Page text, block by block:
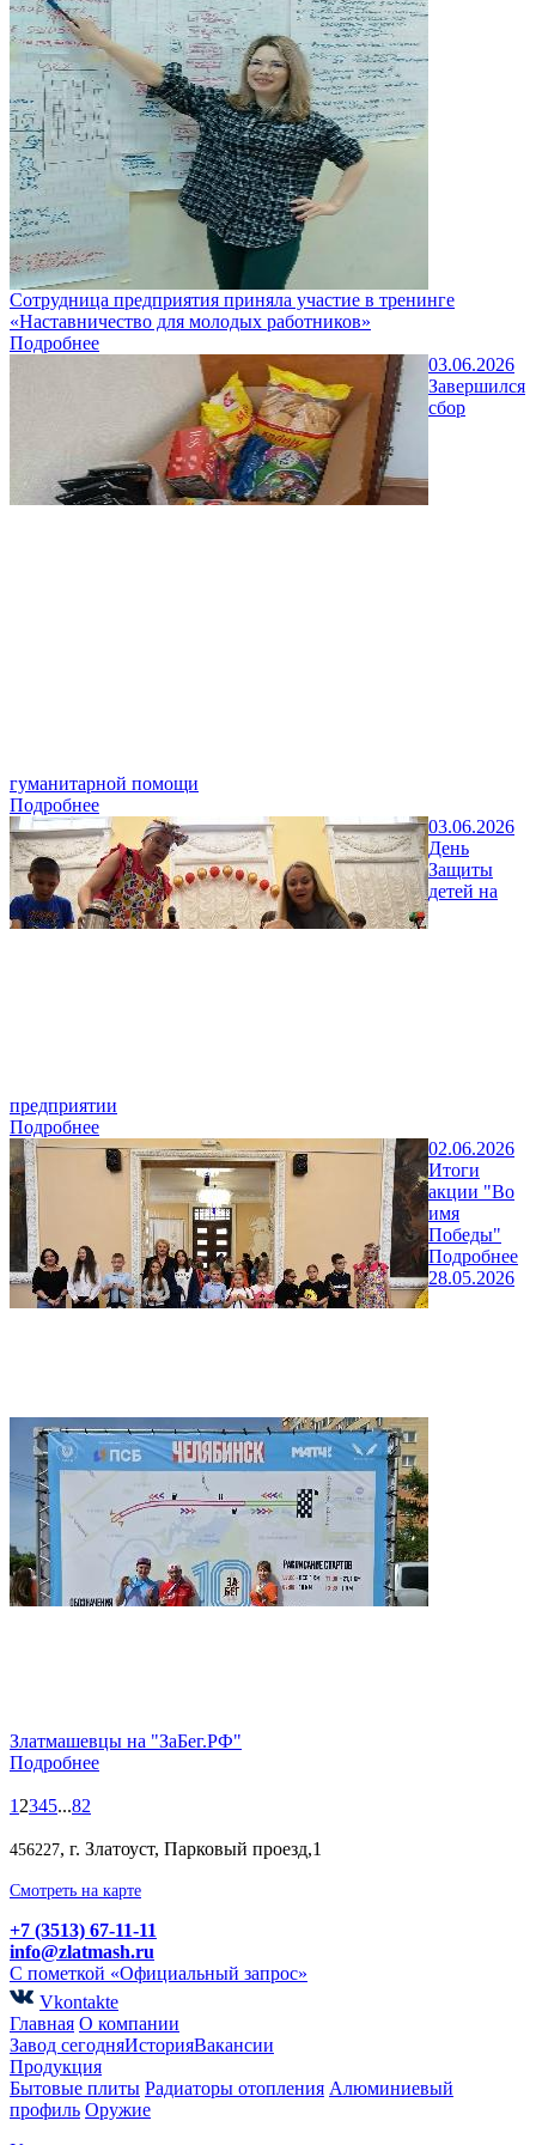
Сотрудница предприятия приняла участие в тренинге
«Наставничество для молодых работников»
Подробнее
03.06.2026
Завершился
сбор
гуманитарной помощи
Подробнее
03.06.2026
День
Защиты
детей на
предприятии
Подробнее
02.06.2026
Итоги
акции "Во
имя
Победы"
Подробнее
28.05.2026
Златмашевцы на "ЗаБег.РФ"
Подробнее
1 2345...82
456227, г. Златоуст, Парковый проезд,1
Смотреть на карте
+7 (3513) 67-11-11
info@zlatmash.ru
С пометкой «Официальный запрос»
Vkontakte
Главная О компании
Завод сегодняИсторияВакансии
Продукция
Бытовые плиты Радиаторы отопления Алюминиевый
профиль Оружие